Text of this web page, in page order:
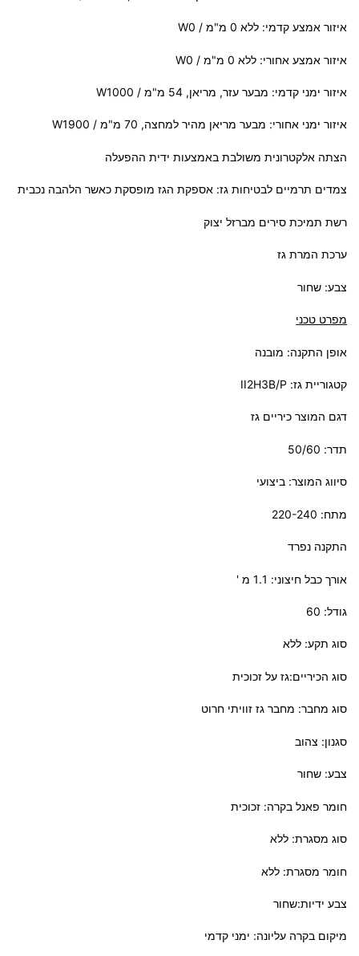
איזור אמצע קדמי: ללא 0 מ"מ / W0
איזור אמצע אחורי: ללא 0 מ"מ / W0
איזור ימני קדמי: מבער עזר, מריאן, 54 מ"מ / W1000
איזור ימני אחורי: מבער מריאן מהיר למחצה, 70 מ"מ / W1900
הצתה אלקטרונית משולבת באמצעות ידית ההפעלה
צמדים תרמיים לבטיחות גז: אספקת הגז מופסקת כאשר הלהבה נכבית
רשת תמיכת סירים מברזל יצוק
ערכת המרת גז
צבע: שחור
מפרט טכני
אופן התקנה: מובנה
קטגוריית גז: II2H3B/P
דגם המוצר כיריים גז
תדר: 50/60
סיווג המוצר: ביצועי
מתח: 220-240
התקנה נפרד
אורך כבל חיצוני: 1.1 מ '
גודל: 60
סוג תקע: ללא
סוג הכיריים:גז על זכוכית
סוג מחבר: מחבר גז זוויתי חרוט
סגנון: צהוב
צבע: שחור
חומר פאנל בקרה: זכוכית
סוג מסגרת: ללא
חומר מסגרת: ללא
צבע ידיות:שחור
מיקום בקרה עליונה: ימני קדמי